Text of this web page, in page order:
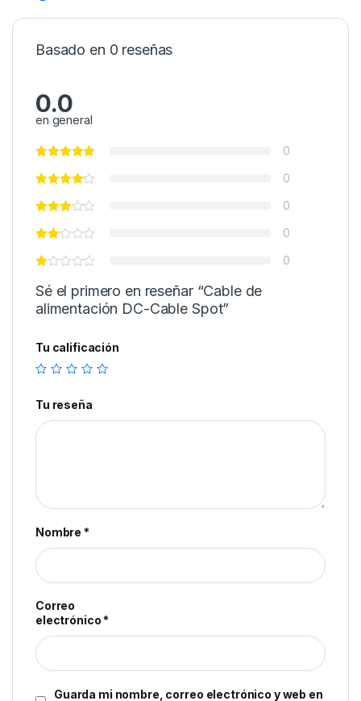
Basado en 0 reseñas
0.0
en general
0
0
0
0
0
Sé el primero en reseñar “Cable de
alimentación DC-Cable Spot”
Tu calificación
Tu reseña
Nombre*
Correo
electrónico*
Guarda mi nombre, correo electrónico y web en